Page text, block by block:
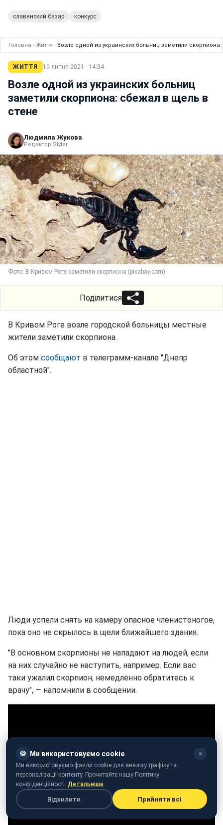
славянский базар конкурс
Головна › Життя › Возле одной из украинских больниц заметили
ЖИТТЯ 19 липня 2021 · 14:34
Возле одной из украинских больниц
заметили скорпиона: сбежал в щель в
стене
Людмила Жукова
Редактор Styler
Фото: В Кривом Роге заметили скорпиона (pixabay.com)
Поділитися
В Кривом Роге возле городской больницы местные
жители заметили скорпиона.
Об этом сообщают в телеграмм-канале "Днепр
областной".
Люди успели снять на камеру опасное членистоногое,
пока оно не скрылось в щели ближайшего здания.
"В основном скорпионы не нападают на людей, если
на них случайно не наступить, например. Если вас
таки ужалил скорпион, немедленно обратитесь к
врачу", — напомнили в сообщении.
🍪 Ми використовуємо cookie ✕
Ми використовуємо файли cookie для аналізу трафіку та
персоналізації контенту. Прочитайте нашу Політику
конфіденційності. Детальніше
Відхилити Прийняти всі